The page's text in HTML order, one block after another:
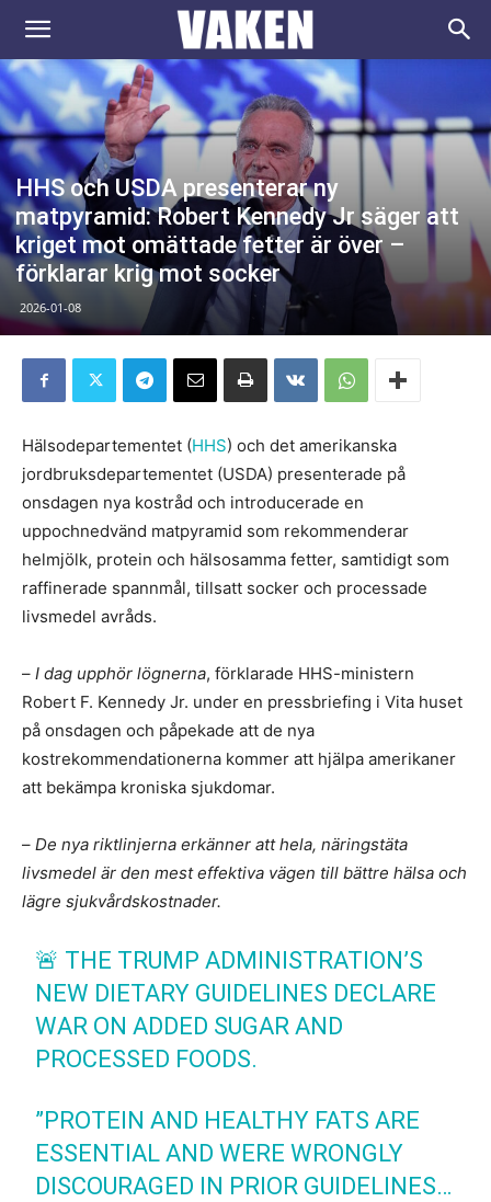
VAKEN.se
HHS och USDA presenterar ny
matpyramid: Robert Kennedy Jr säger att
kriget mot omättade fetter är över –
förklarar krig mot socker
2026-01-08
Hälsodepartementet (HHS) och det amerikanska
jordbruksdepartementet (USDA) presenterade på
onsdagen nya kostråd och introducerade en
uppochnedvänd matpyramid som rekommenderar
helmjölk, protein och hälsosamma fetter, samtidigt som
raffinerade spannmål, tillsatt socker och processade
livsmedel avråds.
– I dag upphör lögnerna, förklarade HHS-ministern
Robert F. Kennedy Jr. under en pressbriefing i Vita huset
på onsdagen och påpekade att de nya
kostrekommendationerna kommer att hjälpa amerikaner
att bekämpa kroniska sjukdomar.
– De nya riktlinjerna erkänner att hela, näringstäta
livsmedel är den mest effektiva vägen till bättre hälsa och
lägre sjukvårdskostnader.
🚨 THE TRUMP ADMINISTRATION’S
NEW DIETARY GUIDELINES DECLARE
WAR ON ADDED SUGAR AND
PROCESSED FOODS.
”PROTEIN AND HEALTHY FATS ARE
ESSENTIAL AND WERE WRONGLY
DISCOURAGED IN PRIOR GUIDELINES…